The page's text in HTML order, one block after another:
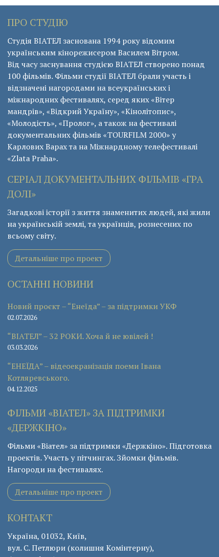
ПРО СТУДІЮ
Студія ВІАТЕЛ заснована 1994 року відомим
українським кінорежисером Василем Вітром.
Від часу заснування студією ВІАТЕЛ створено понад
100 фільмів. Фільми студії ВІАТЕЛ брали участь і
відзначені нагородами на всеукраїнських і
міжнародних фестивалях, серед яких «Вітер
мандрів», «Відкрий Україну», «Кінолітопис»,
«Молодість», «Пролог», а також на фестивалі
документальних фільмів «ТОURFILM 2000» у
Карлових Варах та на Міжнардному телефестивалі
«Zlata Praha».
СЕРІАЛ ДОКУМЕНТАЛЬНИХ ФІЛЬМІВ «ГРА
ДОЛІ»
Загадкові історії з життя знаменитих людей, які жили
на українській землі, та українців, рознесених по
всьому світу.
Детальніше про проект
ОСТАННІ НОВИНИ
Новий проєкт – “Енеїда” – за підтримки УКФ
02.07.2026
“ВІАТЕЛ” – 32 РОКИ. Хоча й не ювілей !
03.03.2026
“ЕНЕЇДА” – відеоекранізація поеми Івана
Котляревського.
04.12.2025
ФІЛЬМИ «ВІАТЕЛ» ЗА ПІДТРИМКИ
«ДЕРЖКІНО»
Фільми «Віател» за підтримки «Держкіно». Підготовка
проектів. Участь у пітчингах. Зйомки фільмів.
Нагороди на фестивалях.
Детальніше про проект
КОНТАКТ
Україна, 01032, Київ,
вул. С. Петлюри (колишня Комінтерну),